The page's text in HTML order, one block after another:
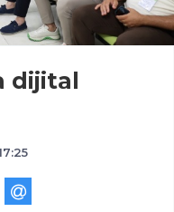
dijital